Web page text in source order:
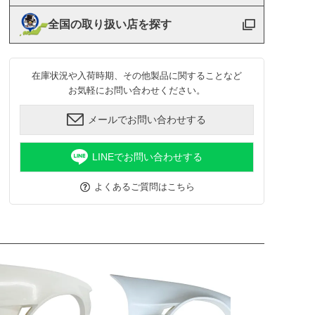
全国の取り扱い店を探す
在庫状況や入荷時期、その他製品に関することなど
お気軽にお問い合わせください。
メールでお問い合わせする
LINEでお問い合わせする
よくあるご質問はこちら